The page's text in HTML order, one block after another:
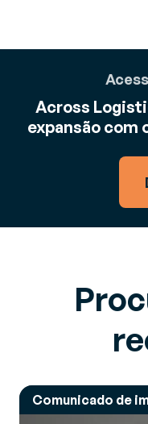
Across
expansão com
Comunicado de